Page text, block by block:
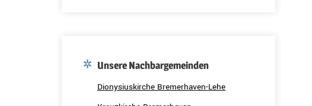
Unsere Nachbargemeinden
Dionysiuskirche Bremerhaven-Lehe